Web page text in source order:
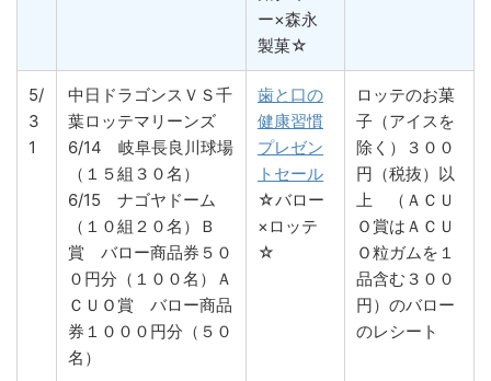
ー×森永
製菓☆
5/
3
1
中日ドラゴンスＶＳ千
葉ロッテマリーンズ
6/14 岐阜長良川球場
（１５組３０名）
6/15 ナゴヤドーム
（１０組２０名）Ｂ
賞 バロー商品券５０
０円分（１００名）Ａ
ＣＵＯ賞 バロー商品
券１０００円分（５０
名）
歯と口の
健康習慣
プレゼン
トセール
☆バロー
×ロッテ
☆
ロッテのお菓
子（アイスを
除く）３００
円（税抜）以
上 （ＡＣＵ
Ｏ賞はＡＣＵ
Ｏ粒ガムを１
品含む３００
円）のバロー
のレシート